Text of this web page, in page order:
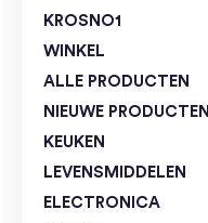
KROSNO1
WINKEL
ALLE PRODUCTEN
NIEUWE PRODUCTEN
KEUKEN
LEVENSMIDDELEN
ELECTRONICA